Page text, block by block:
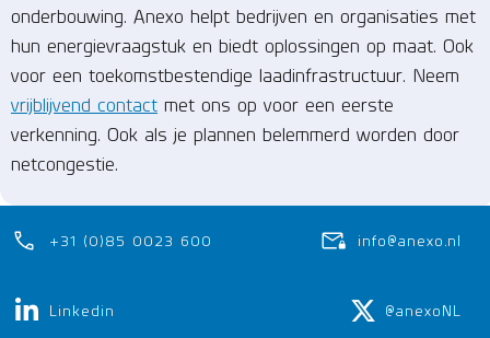
onderbouwing. Anexo helpt bedrijven en organisaties met
hun energievraagstuk en biedt oplossingen op maat. Ook
voor een toekomstbestendige laadinfrastructuur. Neem
vrijblijvend contact met ons op voor een eerste
verkenning. Ook als je plannen belemmerd worden door
netcongestie.
+31 (0)85 0023 600 info@anexo.nl
Linkedin @anexoNL